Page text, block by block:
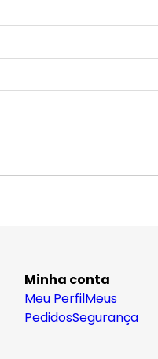
Minha conta
Meu PerfilMeus
PedidosSegurança